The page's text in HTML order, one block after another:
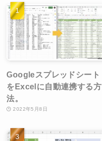
Googleスプレッドシート
をExcelに自動連携する方
法。
2022年5月8日